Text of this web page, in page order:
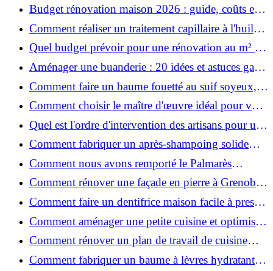
ruiner ?
Budget rénovation maison 2026 : guide, coûts et
astuces
Comment réaliser un traitement capillaire à l'huile
maison efficace ?
Quel budget prévoir pour une rénovation au m² en
2026 ?
Aménager une buanderie : 20 idées et astuces gain
de place pour un espace fonctionnel et stylé
Comment faire un baume fouetté au suif soyeux,
fait maison ?
Comment choisir le maître d'œuvre idéal pour vos
travaux de rénovation ?
Quel est l'ordre d'intervention des artisans pour une
rénovation ?
Comment fabriquer un après-shampoing solide
naturel pour cheveux ?
Comment nous avons remporté le Palmarès
(Ré)HABITER 2025 : les coulisses du projet primé
?
Comment rénover une façade en pierre à Grenoble
: techniques, coûts et conseils
Comment faire un dentifrice maison facile à presser
?
Comment aménager une petite cuisine et optimiser
chaque centimètre carré ?
Comment rénover un plan de travail de cuisine
facilement : guide étape par étape
Comment fabriquer un baume à lèvres hydratant et